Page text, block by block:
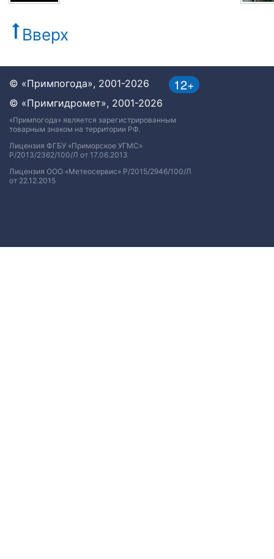
Вверх
12+
© «Примпогода», 2001-2026
© «Примгидромет», 2001-2026
«Примпогода» является зарегистрированным
товарным знаком на территории РФ.
Лицензия ФГБУ «Приморское УГМС»
Р/2013/2362/100/Л от 17.06.2013
Лицензия ООО «Метеосервис» Р/2015/2946/100/Л
от 22.12.2015